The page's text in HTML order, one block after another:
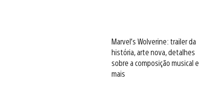
Marvel’s Wolverine: trailer da
história, arte nova, detalhes
sobre a composição musical e
mais